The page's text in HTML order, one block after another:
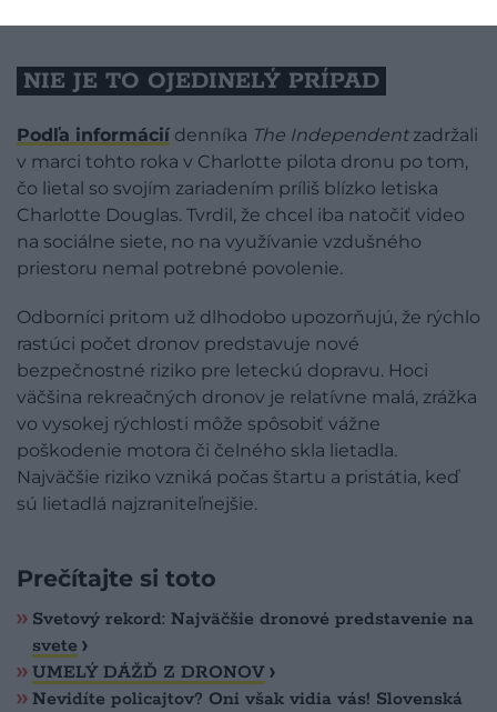
NIE JE TO OJEDINELÝ PRÍPAD
Podľa informácií denníka The Independentzadržali
v marci tohto roka v Charlotte pilota dronu po tom,
čo lietal so svojím zariadením príliš blízko letiska
Charlotte Douglas. Tvrdil, že chcel iba natočiť video
na sociálne siete, no na využívanie vzdušného
priestoru nemal potrebné povolenie.
Odborníci pritom už dlhodobo upozorňujú, že rýchlo
rastúci počet dronov predstavuje nové
bezpečnostné riziko pre leteckú dopravu. Hoci
väčšina rekreačných dronov je relatívne malá, zrážka
vo vysokej rýchlosti môže spôsobiť vážne
poškodenie motora či čelného skla lietadla.
Najväčšie riziko vzniká počas štartu a pristátia, keď
sú lietadlá najzraniteľnejšie.
Prečítajte si toto
Svetový rekord: Najväčšie dronové predstavenie na
svete
UMELÝ DÁŽĎ Z DRONOV
Nevidíte policajtov? Oni však vidia vás! Slovenská